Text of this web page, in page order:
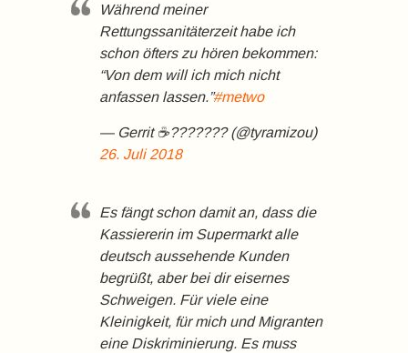
Während meiner
Rettungssanitäterzeit habe ich
schon öfters zu hören bekommen:
“Von dem will ich mich nicht
anfassen lassen.”#metwo
— Gerrit ☕️??????? (@tyramizou)
26. Juli 2018
Es fängt schon damit an, dass die
Kassiererin im Supermarkt alle
deutsch aussehende Kunden
begrüßt, aber bei dir eisernes
Schweigen. Für viele eine
Kleinigkeit, für mich und Migranten
eine Diskriminierung. Es muss